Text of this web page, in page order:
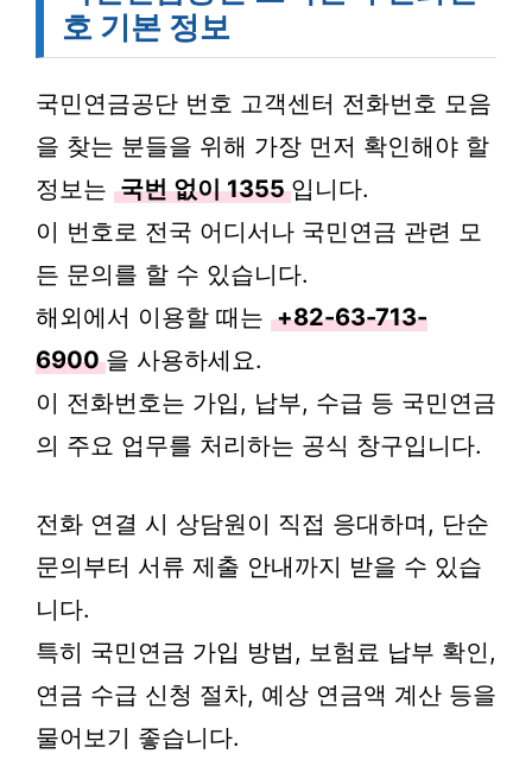
호 기본 정보
국민연금공단 번호 고객센터 전화번호 모음
을 찾는 분들을 위해 가장 먼저 확인해야 할
정보는 국번 없이 1355 입니다.
이 번호로 전국 어디서나 국민연금 관련 모
든 문의를 할 수 있습니다.
해외에서 이용할 때는 +82-63-713-
6900 을 사용하세요.
이 전화번호는 가입, 납부, 수급 등 국민연금
의 주요 업무를 처리하는 공식 창구입니다.
전화 연결 시 상담원이 직접 응대하며, 단순
문의부터 서류 제출 안내까지 받을 수 있습
니다.
특히 국민연금 가입 방법, 보험료 납부 확인,
연금 수급 신청 절차, 예상 연금액 계산 등을
물어보기 좋습니다.